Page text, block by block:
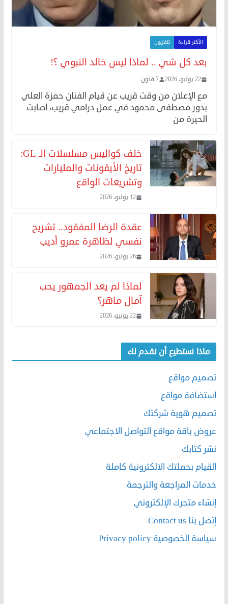
الأكثر قراءة تلفزيون
بعد كل شي .. لماذا ليس خالد النبوي ؟!
22 يوليو، 2026 7 فنون
مع الإعلان من وقت قريب عن قيام الفنان حمزة العلي
بدور مصطفى محمود في عمل درامي قريب، اصابت
الحيرة من
خلف كواليس مسلسلات الـ GL:
تاريخ الأيقونات والمليارات
وتشريعات الواقع
12 يوليو، 2026
عقدة الرضا المفقود.. تشريح
نفسي لظاهرة عمرو أديب
26 يونيو، 2026
لماذا لم يعد الجمهور يحب
آمال ماهر؟
22 يونيو، 2026
ماذا نستطيع أن نقدم لك
تصميم مواقع
استضافة مواقع
تصميم هوية شركتك
عروض باقة مواقع التواصل الاجتماعي
نشر كتابك
القيام بحملتك الالكترونية كاملة
خدمات المراجعة والترجمة
إنشاء متجرك الإلكتروني
إتصل بنا Contact us
سياسة الخصوصية Privacy policy